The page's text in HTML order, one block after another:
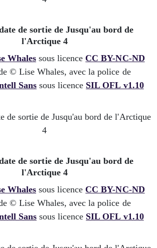
de sortie de Jusqu'au bord de
l'Arctique 4
Whalessous licence CC BY-NC-ND
© Lise Whales, avec la police de
Sanssous licence SIL OFL v1.10
de sortie de Jusqu'au bord de
l'Arctique 4
Whalessous licence CC BY-NC-ND
© Lise Whales, avec la police de
Sanssous licence SIL OFL v1.10